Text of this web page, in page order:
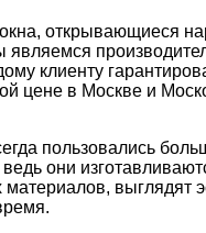
открывающиеся
клиенту
цене в Москве и
пользовались
они
материалов, выглядят